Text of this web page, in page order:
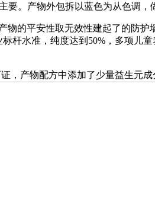
。产物外包拆以蓝色为从色调，
的平安性取无效性建起了的防护
杆水准，纯度达到50%，多项儿
产物配方中添加了少量益生元成